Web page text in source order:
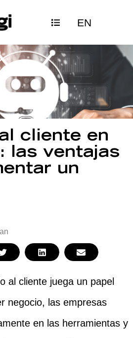
EN
cliente en
las ventajas
un
al cliente juega un papel
negocio, las empresas
en las herramientas y